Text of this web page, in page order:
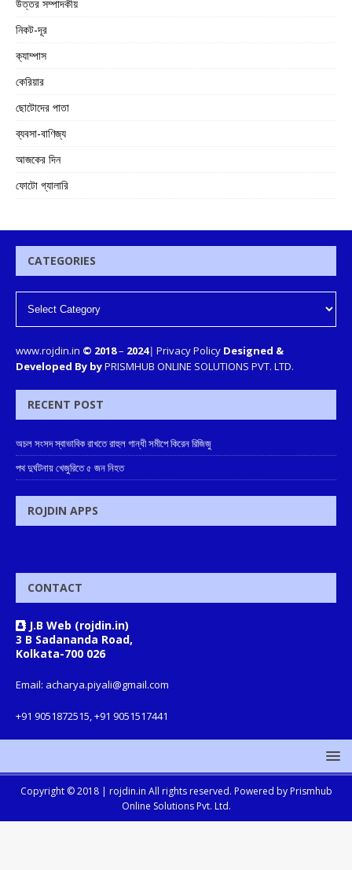
উত্তর সম্পাদকীয়
নিকট-দূর
ক্যাম্পাস
কেরিয়ার
ছোটোদের পাতা
ব্যবসা-বাণিজ্য
আজকের দিন
ফোটো গ্যালারি
CATEGORIES
www.rojdin.in © 2018– 2024| Privacy Policy Designed &
Developed By byPRISMHUB ONLINE SOLUTIONS PVT. LTD.
RECENT POST
অচল সংসদ স্বাভাবিক রাখতে রাহুল গান্ধী সমীপে কিরেন রিজিজু
পথ দুর্ঘটনায় খেজুরিতে ৫ জন নিহত
ROJDIN APPS
CONTACT
J.B Web (rojdin.in)
3 B Sadananda Road,
Kolkata-700 026
Email: acharya.piyali@gmail.com
+91 9051872515, +91 9051517441
Copyright © 2018 | rojdin.in All rights reserved. Powered by Prismhub
Online Solutions Pvt. Ltd.